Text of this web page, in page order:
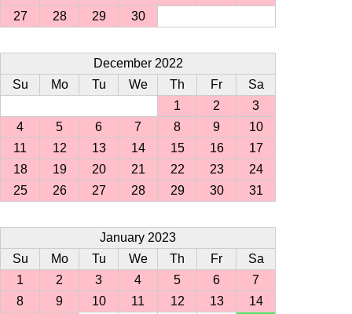
27
28 29 30
December 2022
Su
Mo Tu We Th Fr
Sa
1
2
3
4
5 6 7 8 9
10
11
12 13 14 15 16
17
18
19 20 21 22 23
24
25
26 27 28 29 30 31
January 2023
Su
Mo Tu We Th Fr
Sa
1
2 3 4 5 6
7
8
9 10 11 12 13
14